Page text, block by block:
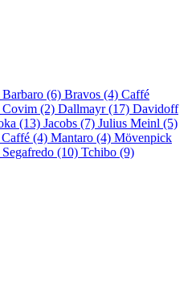
Barbaro (6) Bravos (4) Caffé
Covim (2) Dallmayr(17) Davidoff
(13) Jacobs (7) Julius Meinl (5)
(4) Mantaro (4) Mövenpick
Segafredo (10) Tchibo (9)